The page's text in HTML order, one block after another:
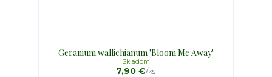
Geranium wallichianum 'Bloom Me Away'
7,90 €/ks
Skladom